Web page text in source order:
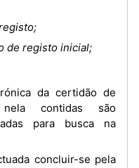
de registo inicial;
contidas são
para busca na